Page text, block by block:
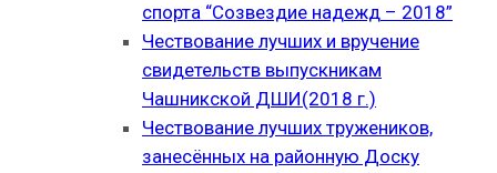
спорта “Созвездие надежд – 2018”
Чествование лучших и вручение
свидетельств выпускникам
Чашникской ДШИ(2018 г.)
Чествование лучших тружеников,
занесённых на районную Доску